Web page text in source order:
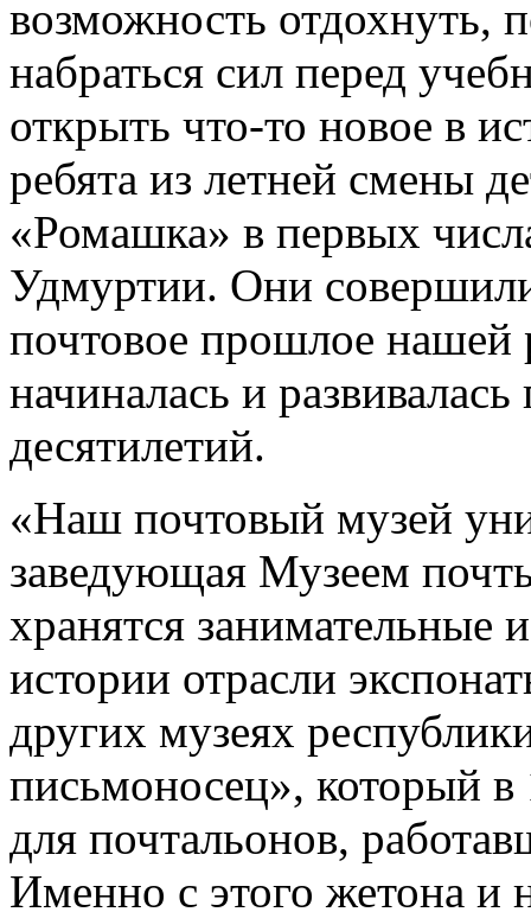
возможность отдохнуть,
набраться сил перед
открыть что-то новое в
ребята из летней смены
«Ромашка» в первых
Удмуртии. Они
почтовое прошлое нашей
начиналась и
десятилетий.
«Наш почтовый музей
заведующая Музеем
хранятся занимательные
истории отрасли
других музеях
письмоносец», который
для почтальонов,
Именно с этого жетона и